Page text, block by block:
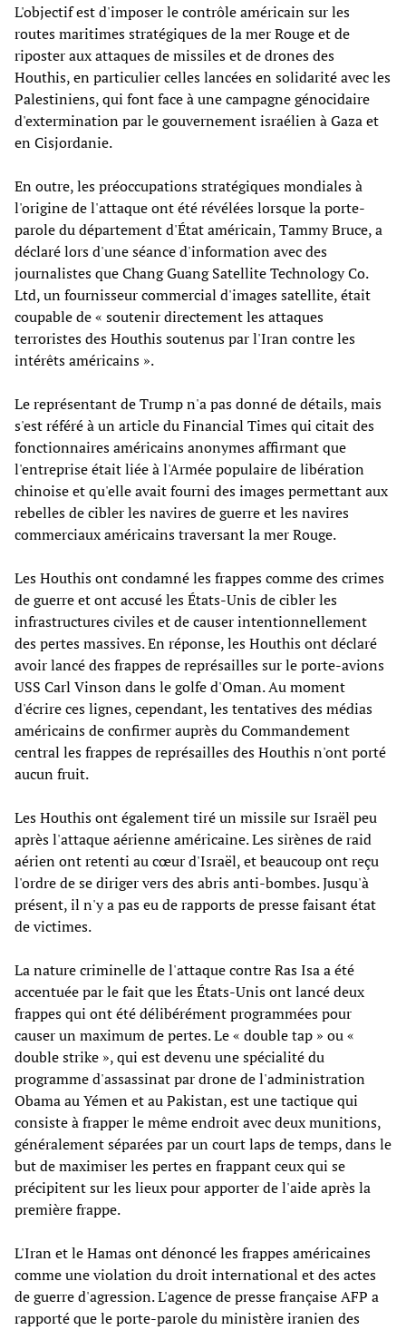
L'objectif est d'imposer le contrôle américain sur les
routes maritimes stratégiques de la mer Rouge et de
riposter aux attaques de missiles et de drones des
Houthis, en particulier celles lancées en solidarité avec les
Palestiniens, qui font face à une campagne génocidaire
d'extermination par le gouvernement israélien à Gaza et
en Cisjordanie.
En outre, les préoccupations stratégiques mondiales à
l'origine de l'attaque ont été révélées lorsque la porte-
parole du département d'État américain, Tammy Bruce, a
déclaré lors d'une séance d'information avec des
journalistes que Chang Guang Satellite Technology Co.
Ltd, un fournisseur commercial d'images satellite, était
coupable de « soutenir directement les attaques
terroristes des Houthis soutenus par l'Iran contre les
intérêts américains ».
Le représentant de Trump n'a pas donné de détails, mais
s'est référé à un article du Financial Times qui citait des
fonctionnaires américains anonymes affirmant que
l'entreprise était liée à l'Armée populaire de libération
chinoise et qu'elle avait fourni des images permettant aux
rebelles de cibler les navires de guerre et les navires
commerciaux américains traversant la mer Rouge.
Les Houthis ont condamné les frappes comme des crimes
de guerre et ont accusé les États-Unis de cibler les
infrastructures civiles et de causer intentionnellement
des pertes massives. En réponse, les Houthis ont déclaré
avoir lancé des frappes de représailles sur le porte-avions
USS Carl Vinson dans le golfe d'Oman. Au moment
d'écrire ces lignes, cependant, les tentatives des médias
américains de confirmer auprès du Commandement
central les frappes de représailles des Houthis n'ont porté
aucun fruit.
Les Houthis ont également tiré un missile sur Israël peu
après l'attaque aérienne américaine. Les sirènes de raid
aérien ont retenti au cœur d'Israël, et beaucoup ont reçu
l'ordre de se diriger vers des abris anti-bombes. Jusqu'à
présent, il n'y a pas eu de rapports de presse faisant état
de victimes.
La nature criminelle de l'attaque contre Ras Isa a été
accentuée par le fait que les États-Unis ont lancé deux
frappes qui ont été délibérément programmées pour
causer un maximum de pertes. Le « double tap » ou «
double strike », qui est devenu une spécialité du
programme d'assassinat par drone de l'administration
Obama au Yémen et au Pakistan, est une tactique qui
consiste à frapper le même endroit avec deux munitions,
généralement séparées par un court laps de temps, dans le
but de maximiser les pertes en frappant ceux qui se
précipitent sur les lieux pour apporter de l'aide après la
première frappe.
L'Iran et le Hamas ont dénoncé les frappes américaines
comme une violation du droit international et des actes
de guerre d'agression. L'agence de presse française AFP a
rapporté que le porte-parole du ministère iranien des